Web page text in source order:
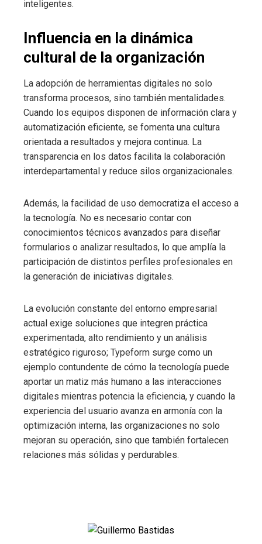
inteligentes.
Influencia en la dinámica
cultural de la organización
La adopción de herramientas digitales no solo
transforma procesos, sino también mentalidades.
Cuando los equipos disponen de información clara y
automatización eficiente, se fomenta una cultura
orientada a resultados y mejora continua. La
transparencia en los datos facilita la colaboración
interdepartamental y reduce silos organizacionales.
Además, la facilidad de uso democratiza el acceso a
la tecnología. No es necesario contar con
conocimientos técnicos avanzados para diseñar
formularios o analizar resultados, lo que amplía la
participación de distintos perfiles profesionales en
la generación de iniciativas digitales.
La evolución constante del entorno empresarial
actual exige soluciones que integren práctica
experimentada, alto rendimiento y un análisis
estratégico riguroso; Typeform surge como un
ejemplo contundente de cómo la tecnología puede
aportar un matiz más humano a las interacciones
digitales mientras potencia la eficiencia, y cuando la
experiencia del usuario avanza en armonía con la
optimización interna, las organizaciones no solo
mejoran su operación, sino que también fortalecen
relaciones más sólidas y perdurables.